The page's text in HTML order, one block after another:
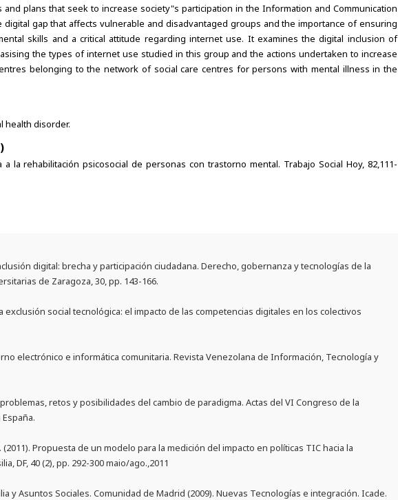
plans that seek to increase society"s participation in the Information and Communication
gap that affects vulnerable and disadvantaged groups and the importance of ensuring
skills and a critical attitude regarding internet use. It examines the digital inclusion of
the types of internet use studied in this group and the actions undertaken to increase
belonging to the network of social care centres for persons with mental illness in the
health disorder.
a la rehabilitación psicosocial de personas con trastorno mental. Trabajo Social Hoy, 82,111-
digital: brecha y participación ciudadana. Derecho, gobernanza y tecnologías de la
de Zaragoza, 30, pp. 143-166.
exclusión social tecnológica: el impacto de las competencias digitales en los colectivos
electrónico e informática comunitaria. Revista Venezolana de Información, Tecnología y
retos y posibilidades del cambio de paradigma. Actas del VI Congreso de la
(2011). Propuesta de un modelo para la medición del impacto en políticas TIC hacia la
DF, 40 (2), pp. 292-300 maio/ago.,2011
y Asuntos Sociales. Comunidad de Madrid (2009). Nuevas Tecnologías e integración. Icade.